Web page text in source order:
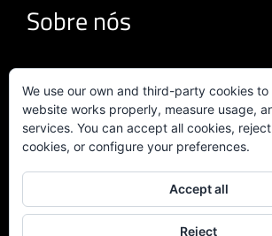
Sobre nós
Termos de utilização (versão
Política de privacidade (versão
Certificado ISO 9001:2015
We use our own and third-party cookies to
website works properly, measure usage,
services. You can accept all cookies,
cookies, or configure your preferences.
Accept all
Reject